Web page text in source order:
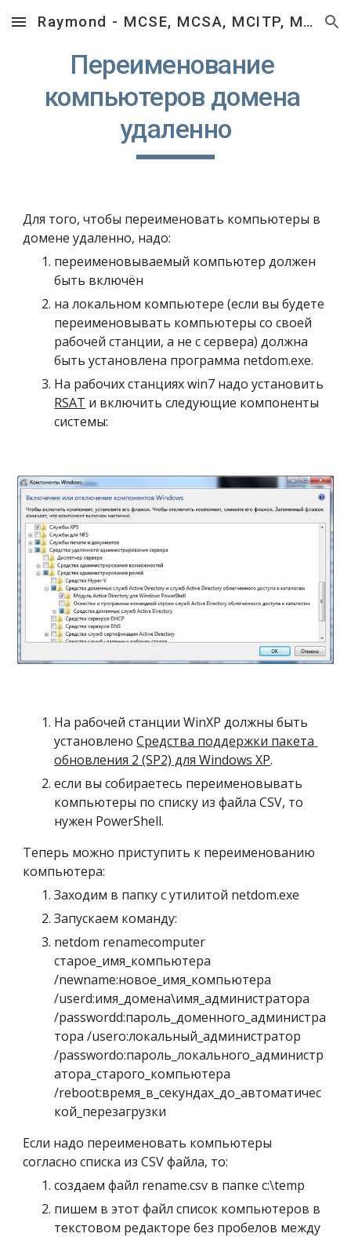
Skip to main content Skip to navigation
Raymond - MCSE, MCSA, MCITP, MCTS, MCP, RHCSA, RHCT.
Переименование
компьютеров домена
удаленно
Для того, чтобы переименовать компьютеры в
домене удаленно, надо:
переименовываемый компьютер должен
быть включён
на локальном компьютере (если вы будете
переименовывать компьютеры со своей
рабочей станции, а не с сервера) должна
быть установлена программа netdom.exe.
RSAT и включить следующие компоненты
системы:
На рабочей станции WinXP должны быть
установлено Средства поддержки пакета
обновления 2 (SP2) для Windows XP.
если вы собираетесь переименовывать
компьютеры по списку из файла CSV, то
нужен PowerShell.
Теперь можно приступить к переименованию
компьютера:
Заходим в папку с утилитой netdom.exe
Запускаем команду:
netdom renamecomputer
старое_имя_компьютера
/newname:новое_имя_компьютера
/userd:имя_домена\имя_администратора
/passwordd:пароль_доменного_администра
тора /usero:локальный_администратор
/passwordo:пароль_локального_администр
атора_старого_компьютера
/reboot:время_в_секундах_до_автоматичес
кой_перезагрузки
Если надо переименовать компьютеры
согласно списка из CSV файла, то:
создаем файл rename.csv в папке c:\temp
пишем в этот файл список компьютеров в
текстовом редакторе без пробелов между